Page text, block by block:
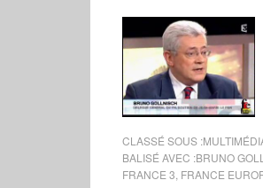
CLASSÉ SOUS :
BALISÉ AVEC :BRUNO
FRANCE 3 FRANCE